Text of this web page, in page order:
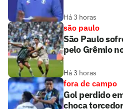
Há 3 horas
são paulo
São Paulo
pelo Grêmio
Há 3 horas
fora de campo
Gol perdido
choca